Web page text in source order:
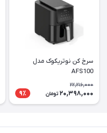
سرخ کن نوتریکوک مدل
AFS100
22,216,000
20,398,000 تومان 9٪